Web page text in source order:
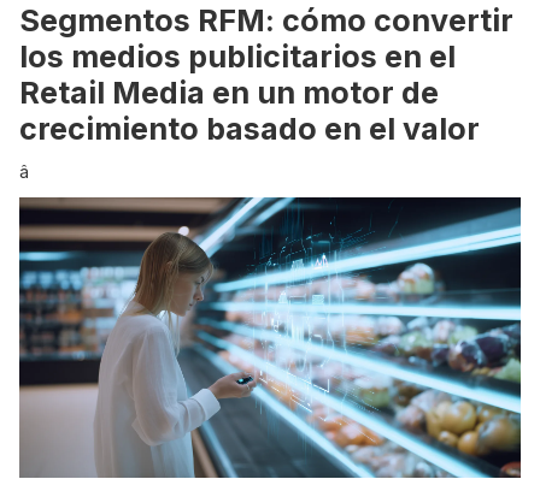
Segmentos RFM: cómo convertir
los medios publicitarios en el
Retail Media en un motor de
crecimiento basado en el valor
â